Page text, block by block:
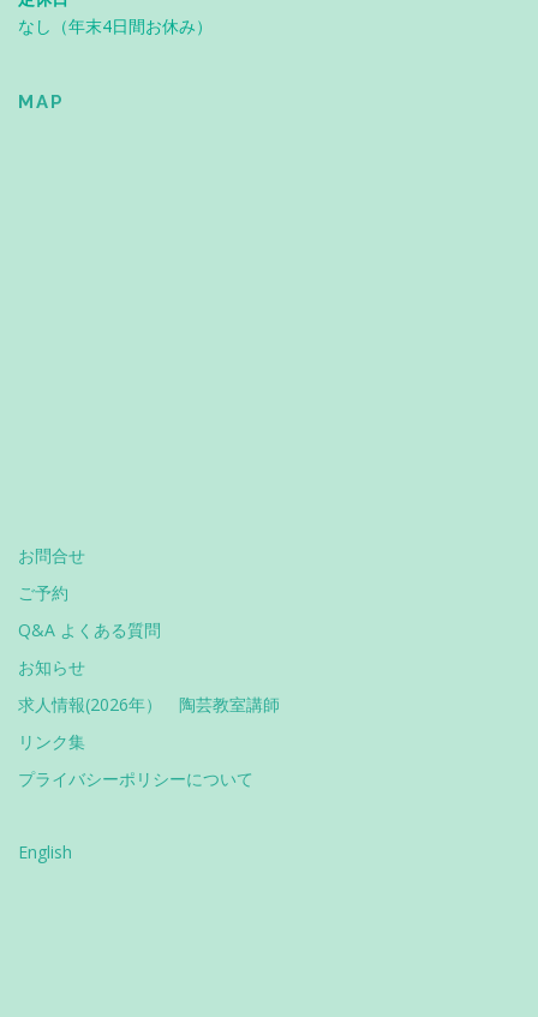
なし（年末4日間お休み）
MAP
お問合せ
ご予約
Q&A よくある質問
お知らせ
求人情報(2026年） 陶芸教室講師
リンク集
プライバシーポリシーについて
English